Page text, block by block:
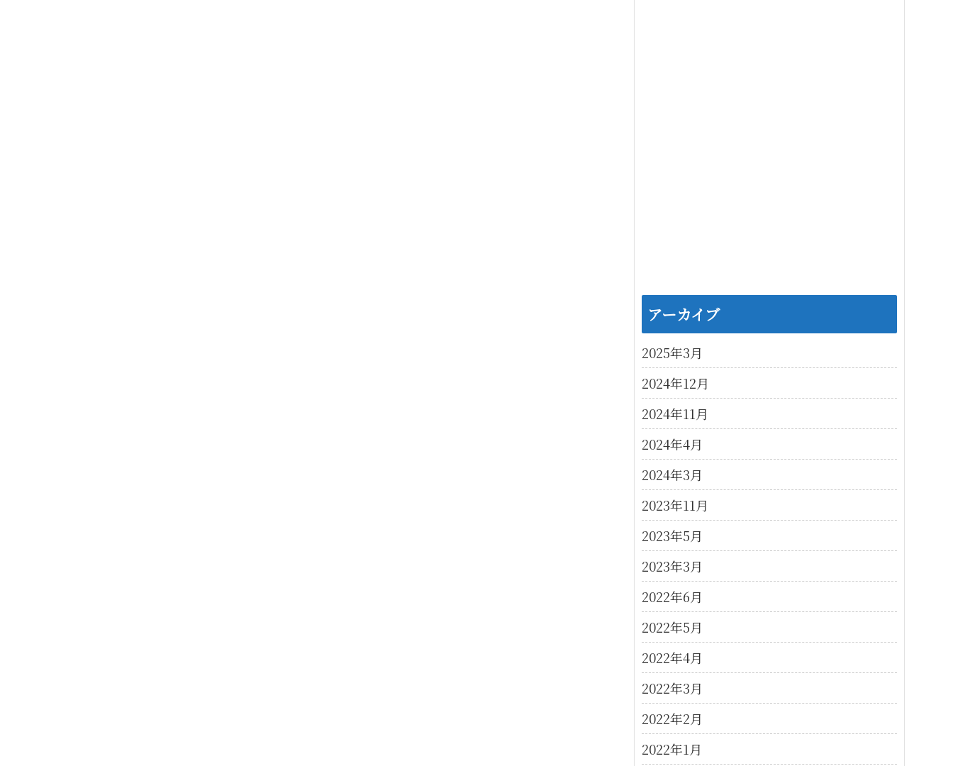
アーカイブ
2025年3月
2024年12月
2024年11月
2024年4月
2024年3月
2023年11月
2023年5月
2023年3月
2022年6月
2022年5月
2022年4月
2022年3月
2022年2月
2022年1月